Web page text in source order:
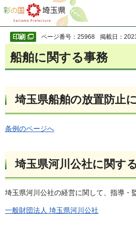
彩の国 埼玉県
ページ番号：25968 掲載日：
船舶に関する事務
埼玉県船舶の放置防止
条例のページへ
埼玉県河川公社に関す
埼玉県河川公社の経営に関して、指導・
一般財団法人 埼玉県河川公社